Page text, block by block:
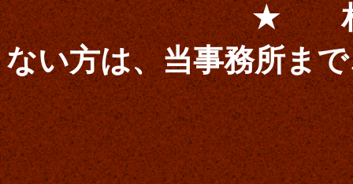
★
ない方は、当事務所ま